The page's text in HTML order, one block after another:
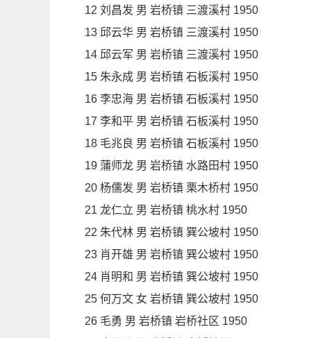
12 刘昌发 男 岩桥镇 三渡溪村 1950
13 邱云华 男 岩桥镇 三渡溪村 1950
14 邱云军 男 岩桥镇 三渡溪村 1950
15 朱永成 男 岩桥镇 石板溪村 1950
16 李忠海 男 岩桥镇 石板溪村 1950
17 李和平 男 岩桥镇 石板溪村 1950
18 毛兆良 男 岩桥镇 石板溪村 1950
19 蒲师龙 男 岩桥镇 水路田村 1950
20 杨儒发 男 岩桥镇 栗木桥村 1950
21 龙仁立 男 岩桥镇 桃水村 1950
22 朱代林 男 岩桥镇 巽公坡村 1950
23 肖开雄 男 岩桥镇 巽公坡村 1950
24 肖明和 男 岩桥镇 巽公坡村 1950
25 何万文 女 岩桥镇 巽公坡村 1950
26 毛勇 男 岩桥镇 岩桥社区 1950